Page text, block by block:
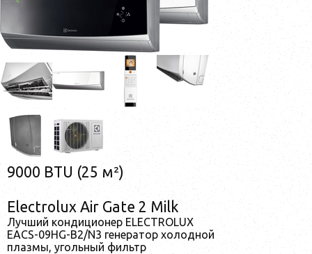
9000 BTU (25 м²)
Electrolux Air Gate 2 Milk
Лучший кондиционер ELECTROLUX
EACS-09HG-B2/N3 генератор холодной
плазмы, угольный фильтр